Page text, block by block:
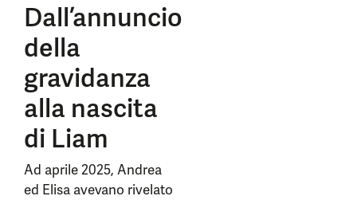
Dall’annuncio
della
gravidanza
alla nascita
di Liam
Ad aprile 2025, Andrea
ed Elisa avevano rivelato